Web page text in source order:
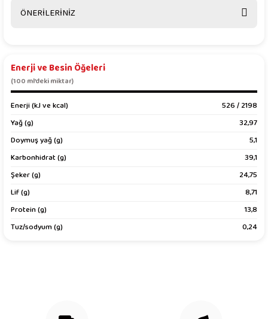
ÖNERİLERİNİZ
iletebilirsiniz.
Görüş ve önerileriniz için teşekkür ederiz.
Ürün resmi kalitesiz, bozuk veya görüntülenemiyor.
Ürün açıklamasında eksik bilgiler bulunuyor.
Ürün bilgilerinde hatalar bulunuyor.
Ürün fiyatı diğer sitelerden daha pahalı.
Bu ürüne benzer farklı alternatifler olmalı.
Enerji ve Besin Öğeleri
(100 ml’deki miktar)
Enerji (kJ ve kcal)
526 / 2198
Yağ (g)
32,97
Doymuş yağ (g)
5,1
Karbonhidrat (g)
39,1
Şeker (g)
24,75
Lif (g)
8,71
Protein (g)
13,8
Tuz/sodyum (g)
0,24